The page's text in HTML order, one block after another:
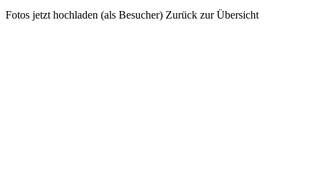
Fotos jetzt hochladen (als Besucher) Zurück zur Übersicht